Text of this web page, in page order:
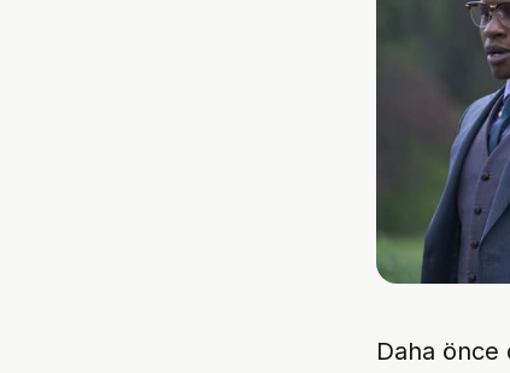
Daha önce